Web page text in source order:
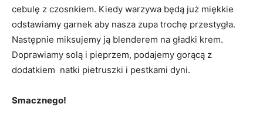
cebulę z czosnkiem. Kiedy warzywa będą już miękkie
odstawiamy garnek aby nasza zupa trochę przestygła.
Następnie miksujemy ją blenderem na gładki krem.
Doprawiamy solą i pieprzem, podajemy gorącą z
dodatkiem natki pietruszki i pestkami dyni.
Smacznego!